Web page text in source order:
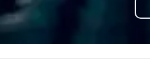
Nationwide and abroad, our
team’s got you covered. Got
philanthropic values into
Short on time? Activities